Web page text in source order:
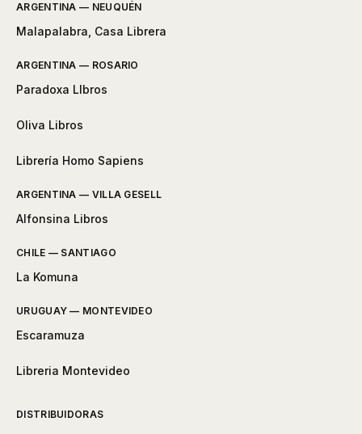
ARGENTINA — NEUQUÉN
Malapalabra, Casa Librera
ARGENTINA — ROSARIO
Paradoxa LIbros
Oliva Libros
Librería Homo Sapiens
ARGENTINA — VILLA GESELL
Alfonsina Libros
CHILE — SANTIAGO
La Komuna
URUGUAY — MONTEVIDEO
Escaramuza
Libreria Montevideo
DISTRIBUIDORAS